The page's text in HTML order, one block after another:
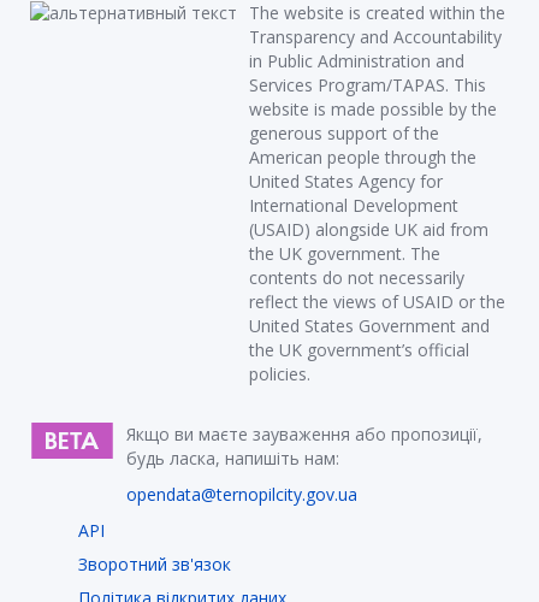
The website is created within the
Transparency and Accountability
in Public Administration and
Services Program/TAPAS. This
website is made possible by the
generous support of the
American people through the
United States Agency for
International Development
(USAID) alongside UK aid from
the UK government. The
contents do not necessarily
reflect the views of USAID or the
United States Government and
the UK government’s official
policies.
Якщо ви маєте зауваження або пропозиції,
будь ласка, напишіть нам:
opendata@ternopilcity.gov.ua
API
Зворотний зв'язок